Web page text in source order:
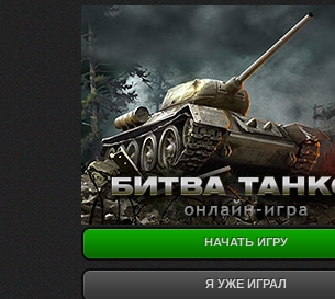
НАЧАТЬ ИГРУ
Я УЖЕ ИГРАЛ